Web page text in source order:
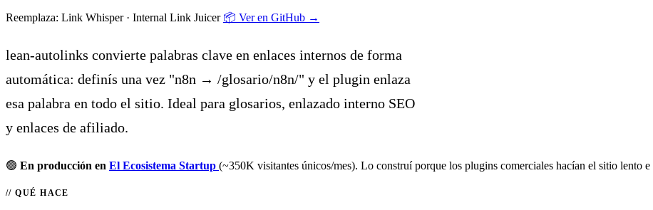
Reemplaza: Link Whisper · Internal Link Juicer 📦 Ver en GitHub →
lean-autolinks convierte palabras clave en enlaces internos de forma
automática: definís una vez "n8n → /glosario/n8n/" y el plugin enlaza
esa palabra en todo el sitio. Ideal para glosarios, enlazado interno SEO
y enlaces de afiliado.
🟢 En producción en El Ecosistema Startup (~350K visitantes únicos/mes). Lo construí porque los plugins comerciales hacían el sitio lento
QUÉ HACE